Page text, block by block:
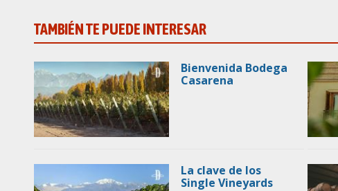
TAMBIÉN TE PUEDE INTERESAR
Bienvenida Bodega
Casarena
La clave de los
Single Vineyards